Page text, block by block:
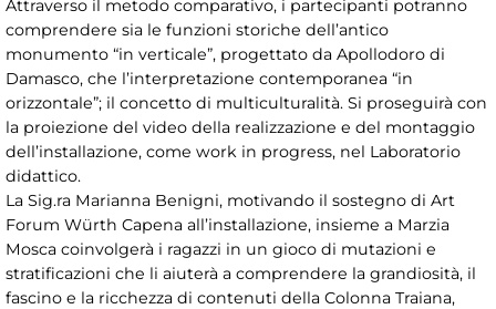
Attraverso il metodo comparativo, i partecipanti potranno
comprendere sia le funzioni storiche dell’antico
monumento “in verticale”, progettato da Apollodoro di
Damasco, che l’interpretazione contemporanea “in
orizzontale”; il concetto di multiculturalità. Si proseguirà con
la proiezione del video della realizzazione e del montaggio
dell’installazione, come work in progress, nel Laboratorio
didattico.
La Sig.ra Marianna Benigni, motivando il sostegno di Art
Forum Würth Capena all’installazione, insieme a Marzia
Mosca coinvolgerà i ragazzi in un gioco di mutazioni e
stratificazioni che li aiuterà a comprendere la grandiosità, il
fascino e la ricchezza di contenuti della Colonna Traiana,